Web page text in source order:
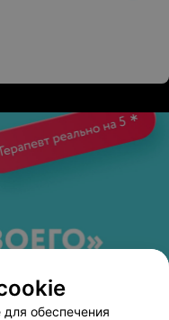
обеспечения